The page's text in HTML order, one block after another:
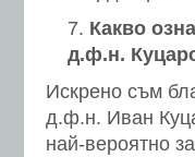
Какво
д.ф.н.
Искрено съм
д.ф.н. Иван
най-вероятно